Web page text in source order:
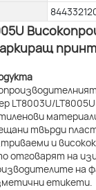
LT8003U/
материали
твърди
и
отговарят на
на
етикети.